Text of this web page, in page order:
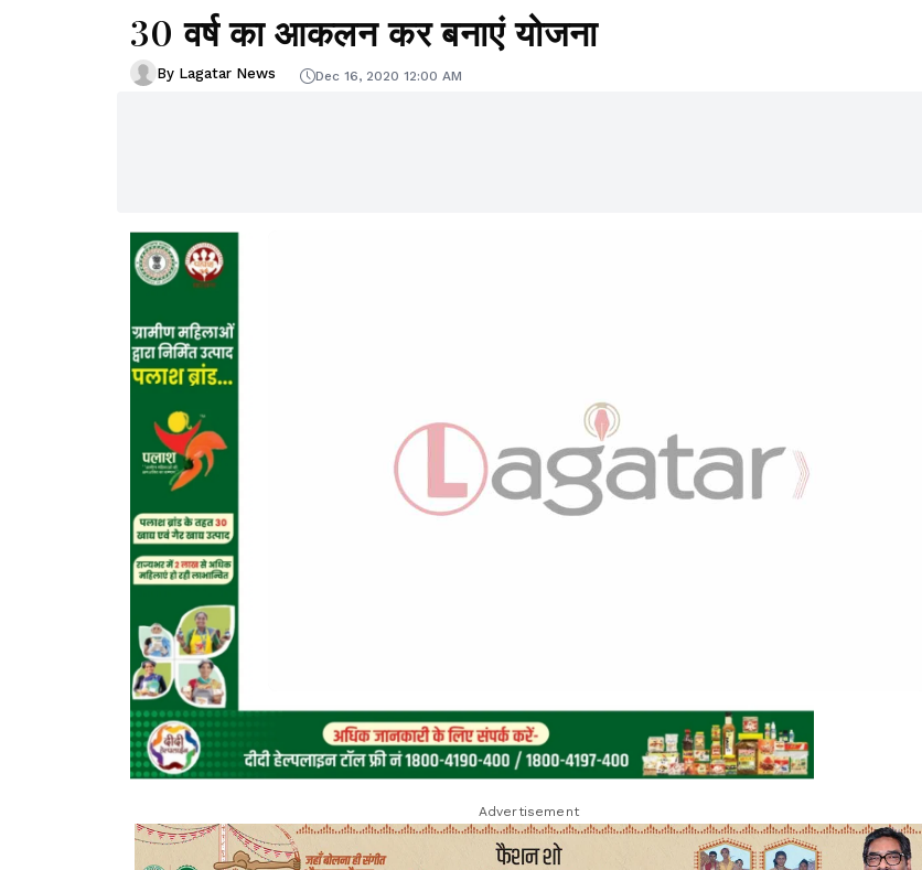
30 वर्ष का आकलन कर बनाएं योजना
By Lagatar News Dec 16, 2020 12:00 AM
Advertisement